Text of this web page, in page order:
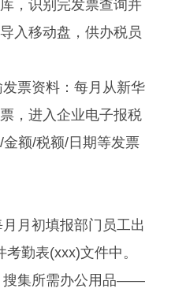
，识别完发票查询并
入移动盘，供办税员
票资料：每月从新华
，进入企业电子报税
额/税额/日期等发票
月初填报部门员工出
勤表(xxx)文件中。
集所需办公用品——